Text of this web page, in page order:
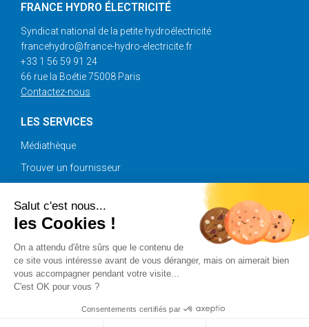
FRANCE HYDRO ÉLECTRICITÉ
Syndicat national de la petite hydroélectricité
francehydro@france-hydro-electricite.fr
+33 1 56 59 91 24
66 rue la Boétie 75008 Paris
Contactez-nous
LES SERVICES
Médiathèque
Trouver un fournisseur
SUIVEZ-NOUS
Copyright © 2025 France Hydro Electricité |
Mentions légales
Crédits
Salut c'est nous...
les Cookies !
On a attendu d'être sûrs que le contenu de
ce site vous intéresse avant de vous déranger, mais on aimerait bien
vous accompagner pendant votre visite...
C'est OK pour vous ?
Consentements certifiés par